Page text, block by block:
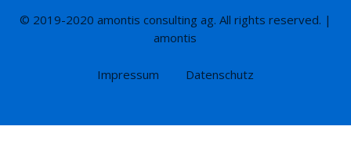
© 2019-2020 amontis consulting ag. All rights reserved. |
amontis
Impressum Datenschutz